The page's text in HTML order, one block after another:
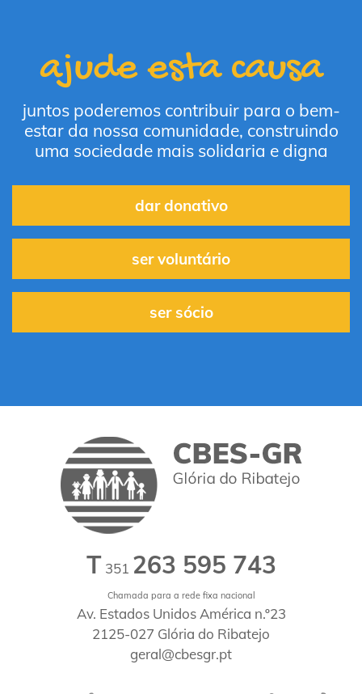
ajude esta causa
juntos poderemos contribuir para o bem-
estar da nossa comunidade, construindo
uma sociedade mais solidaria e digna
dar donativo
ser voluntário
ser sócio
T 351 263 595 743
Chamada para a rede fixa nacional
Av. Estados Unidos América n.º23
2125-027 Glória do Ribatejo
geral@cbesgr.pt